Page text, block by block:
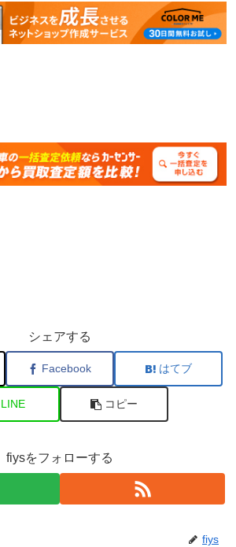
シェアする
Facebook はてブ
LINE コピー
fiysをフォローする
fiys